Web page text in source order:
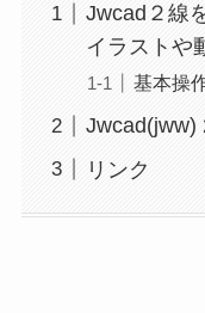
Jwcad２線
イラストや
基本操
リンク